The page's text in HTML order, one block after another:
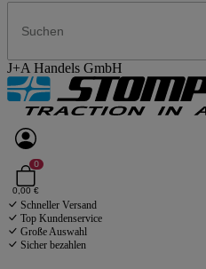
J+A Handels GmbH
0
0,00 €
Schneller Versand
Top Kundenservice
Große Auswahl
Sicher bezahlen